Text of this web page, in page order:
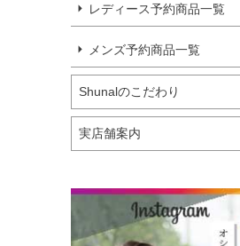
レディース予約商品一覧
メンズ予約商品一覧
Shunalのこだわり
実店舗案内